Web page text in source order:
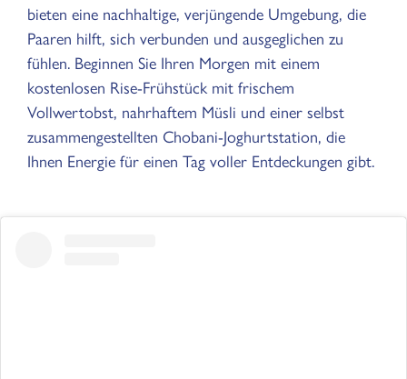
bieten eine nachhaltige, verjüngende Umgebung, die
Paaren hilft, sich verbunden und ausgeglichen zu
fühlen. Beginnen Sie Ihren Morgen mit einem
kostenlosen Rise-Frühstück mit frischem
Vollwertobst, nahrhaftem Müsli und einer selbst
zusammengestellten Chobani-Joghurtstation, die
Ihnen Energie für einen Tag voller Entdeckungen gibt.